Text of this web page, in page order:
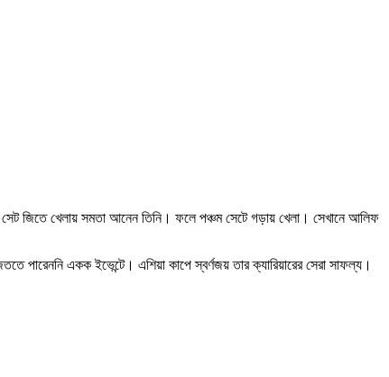
জিতে খেলায় সমতা আনেন তিনি। ফলে পঞ্চম সেটে গড়ায় খেলা। সেখানে আলিফ
একক ইভেন্টে। এশিয়া কাপে স্বর্ণজয় তার ক্যারিয়ারের সেরা সাফল্য।